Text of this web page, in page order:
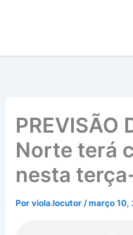
conteúdo
PREVISÃO
Norte terá
nesta
Porviola.locutor/março 10,